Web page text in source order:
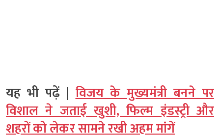
यह भी पढ़ें |विजय के मुख्यमंत्री बनने पर
विशाल ने जताई खुशी, फिल्म इंडस्ट्री और
शहरों को लेकर सामने रखी अहम मांगें